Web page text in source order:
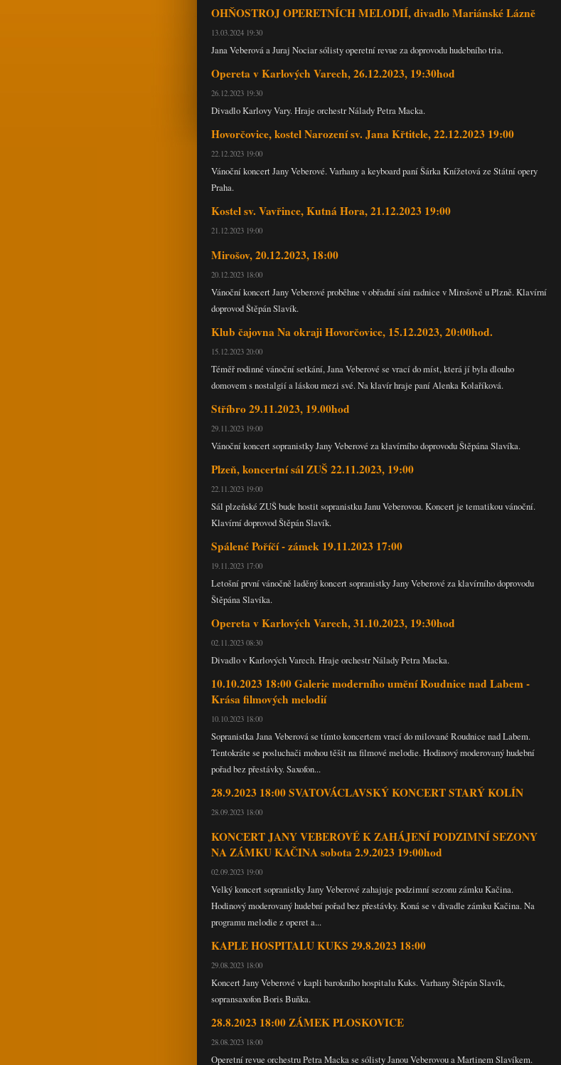
OHŇOSTROJ OPERETNÍCH MELODIÍ, divadlo Mariánské Lázně
13.03.2024 19:30
Jana Veberová a Juraj Nociar sólisty operetní revue za doprovodu hudebního tria.
Opereta v Karlových Varech, 26.12.2023, 19:30hod
26.12.2023 19:30
Divadlo Karlovy Vary. Hraje orchestr Nálady Petra Macka.
Hovorčovice, kostel Narození sv. Jana Křtitele, 22.12.2023 19:00
22.12.2023 19:00
Vánoční koncert Jany Veberové. Varhany a keyboard paní Šárka Knížetová ze Státní opery
Praha.
Kostel sv. Vavřince, Kutná Hora, 21.12.2023 19:00
21.12.2023 19:00
Mirošov, 20.12.2023, 18:00
20.12.2023 18:00
Vánoční koncert Jany Veberové proběhne v obřadní síni radnice v Mirošově u Plzně. Klavírní
doprovod Štěpán Slavík.
Klub čajovna Na okraji Hovorčovice, 15.12.2023, 20:00hod.
15.12.2023 20:00
Téměř rodinné vánoční setkání, Jana Veberové se vrací do míst, která jí byla dlouho
domovem s nostalgií a láskou mezi své. Na klavír hraje paní Alenka Kolaříková.
Stříbro 29.11.2023, 19.00hod
29.11.2023 19:00
Vánoční koncert sopranistky Jany Veberové za klavírního doprovodu Štěpána Slavíka.
Plzeň, koncertní sál ZUŠ 22.11.2023, 19:00
22.11.2023 19:00
Sál plzeňské ZUŠ bude hostit sopranistku Janu Veberovou. Koncert je tematikou vánoční.
Klavírní doprovod Štěpán Slavík.
Spálené Poříčí - zámek 19.11.2023 17:00
19.11.2023 17:00
Letošní první vánočně laděný koncert sopranistky Jany Veberové za klavírního doprovodu
Štěpána Slavíka.
Opereta v Karlových Varech, 31.10.2023, 19:30hod
02.11.2023 08:30
Divadlo v Karlových Varech. Hraje orchestr Nálady Petra Macka.
10.10.2023 18:00 Galerie moderního umění Roudnice nad Labem -
Krása filmových melodií
10.10.2023 18:00
Sopranistka Jana Veberová se tímto koncertem vrací do milované Roudnice nad Labem.
Tentokráte se posluchači mohou těšit na filmové melodie. Hodinový moderovaný hudební
pořad bez přestávky. Saxofon...
28.9.2023 18:00 SVATOVÁCLAVSKÝ KONCERT STARÝ KOLÍN
28.09.2023 18:00
KONCERT JANY VEBEROVÉ K ZAHÁJENÍ PODZIMNÍ SEZONY
NA ZÁMKU KAČINA sobota 2.9.2023 19:00hod
02.09.2023 19:00
Velký koncert sopranistky Jany Veberové zahajuje podzimní sezonu zámku Kačina.
Hodinový moderovaný hudební pořad bez přestávky. Koná se v divadle zámku Kačina. Na
programu melodie z operet a...
KAPLE HOSPITALU KUKS 29.8.2023 18:00
29.08.2023 18:00
Koncert Jany Veberové v kapli barokního hospitalu Kuks. Varhany Štěpán Slavík,
sopransaxofon Boris Buňka.
28.8.2023 18:00 ZÁMEK PLOSKOVICE
28.08.2023 18:00
Operetní revue orchestru Petra Macka se sólisty Janou Veberovou a Martinem Slavíkem.